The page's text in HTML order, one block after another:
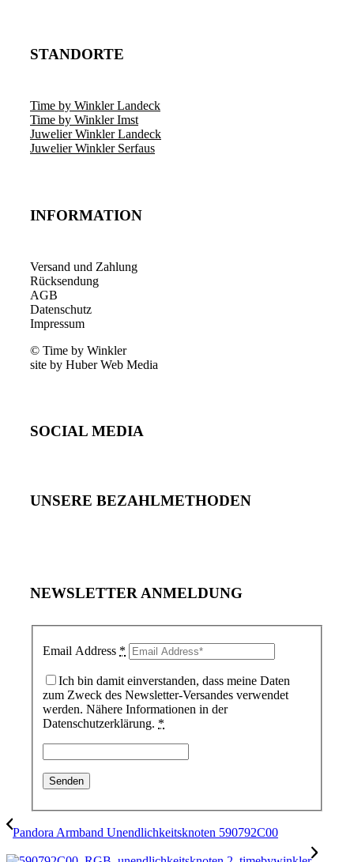
STANDORTE
Time by Winkler Landeck
Time by Winkler Imst
Juwelier Winkler Landeck
Juwelier Winkler Serfaus
INFORMATION
Versand und Zahlung
Rücksendung
AGB
Datenschutz
Impressum
© Time by Winkler
site by Huber Web Media
SOCIAL MEDIA
UNSERE BEZAHLMETHODEN
NEWSLETTER ANMELDUNG
Email Address *
Ich bin damit einverstanden, dass meine Daten
zum Zweck des Newsletter-Versandes verwendet
werden. Nähere Informationen in der
Datenschutzerklärung. *
Pandora Armband Unendlichkeitsknoten 590792C00